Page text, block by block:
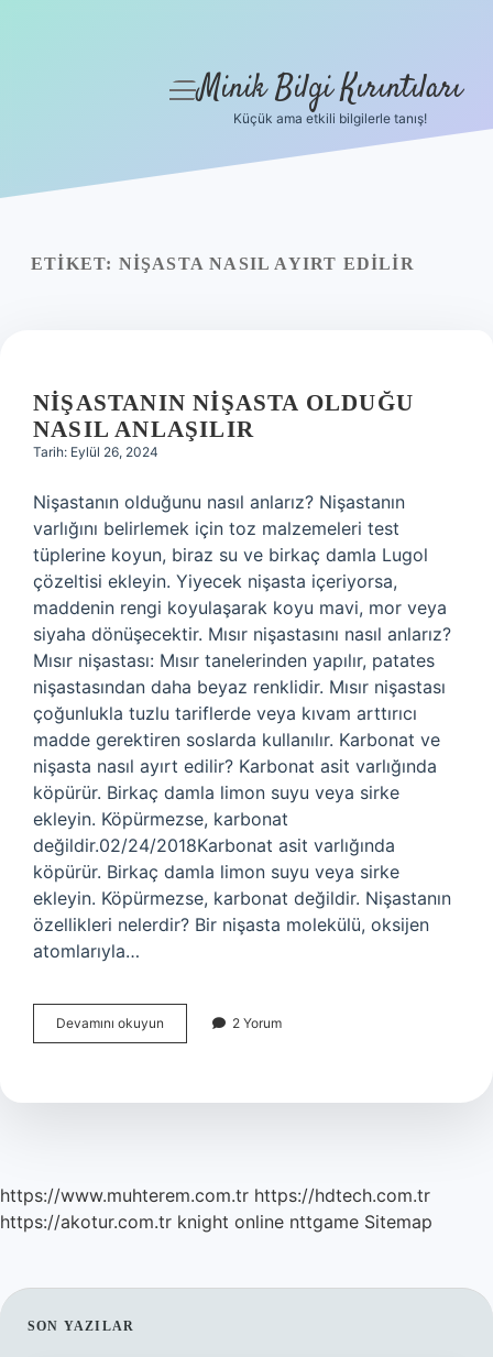
Yasal Uyarı
menüyü
Minik Bilgi Kırıntıları
Küçük ama etkili bilgilerle tanış!
ETIKET: NIŞASTA NASIL AYIRT EDILIR
NIŞASTANIN NIŞASTA OLDUĞU
NASIL ANLAŞILIR
Tarih: Eylül 26, 2024
Nişastanın olduğunu nasıl anlarız? Nişastanın
varlığını belirlemek için toz malzemeleri test
tüplerine koyun, biraz su ve birkaç damla Lugol
çözeltisi ekleyin. Yiyecek nişasta içeriyorsa,
maddenin rengi koyulaşarak koyu mavi, mor veya
siyaha dönüşecektir. Mısır nişastasını nasıl anlarız?
Mısır nişastası: Mısır tanelerinden yapılır, patates
nişastasından daha beyaz renklidir. Mısır nişastası
çoğunlukla tuzlu tariflerde veya kıvam arttırıcı
madde gerektiren soslarda kullanılır. Karbonat ve
nişasta nasıl ayırt edilir? Karbonat asit varlığında
köpürür. Birkaç damla limon suyu veya sirke
ekleyin. Köpürmezse, karbonat
değildir.02/24/2018Karbonat asit varlığında
köpürür. Birkaç damla limon suyu veya sirke
ekleyin. Köpürmezse, karbonat değildir. Nişastanın
özellikleri nelerdir? Bir nişasta molekülü, oksijen
atomlarıyla…
Devamını okuyun Nişastanın
Nişasta
Anlaşılır
2 Yorum
https://www.muhterem.com.tr https://hdtech.com.tr
https://akotur.com.tr knight online nttgame Sitemap
SIDEBAR
SON YAZILAR